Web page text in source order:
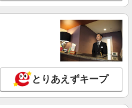
詳細を見る
第1営業部
〜1600円 ※経験・資格により異
とりあえずキープ